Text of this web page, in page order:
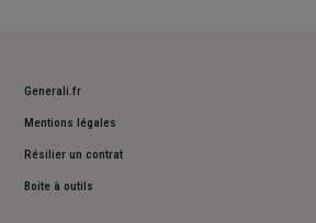
Generali.fr
Mentions légales
Résilier un contrat
Boite à outils